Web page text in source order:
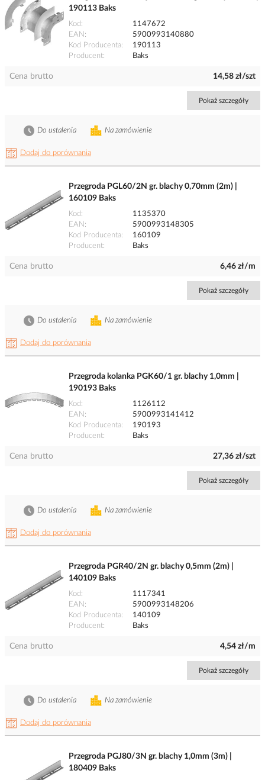
190113 Baks
Kod
1147672
EAN
5900993140880
Kod Producenta
190113
Producent
Baks
Cena brutto 14,58 zł/szt
Pokaż szczegóły
Dodaj do porównania
Na zamówienie
Do ustalenia
Przegroda PGL60/2N gr. blachy 0,70mm (2m) |
160109 Baks
Kod
1135370
EAN
5900993148305
Kod Producenta
160109
Producent
Baks
Cena brutto 6,46 zł/m
Pokaż szczegóły
Dodaj do porównania
Na zamówienie
Do ustalenia
Przegroda kolanka PGK60/1 gr. blachy 1,0mm |
190193 Baks
Kod
1126112
EAN
5900993141412
Kod Producenta
190193
Producent
Baks
Cena brutto 27,36 zł/szt
Pokaż szczegóły
Dodaj do porównania
Na zamówienie
Do ustalenia
Przegroda PGR40/2N gr. blachy 0,5mm (2m) |
140109 Baks
Kod
1117341
EAN
5900993148206
Kod Producenta
140109
Producent
Baks
Cena brutto 4,54 zł/m
Pokaż szczegóły
Dodaj do porównania
Na zamówienie
Do ustalenia
Przegroda PGJ80/3N gr. blachy 1,0mm (3m) |
180409 Baks